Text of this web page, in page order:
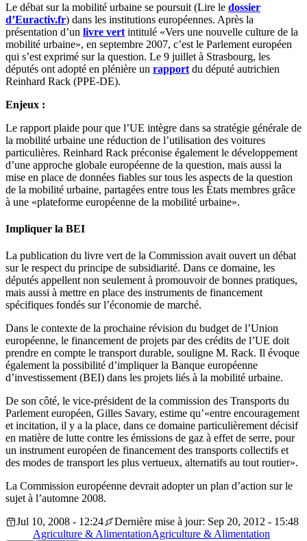
Le débat sur la mobilité urbaine se poursuit (Lire le dossier
d’Euractiv.fr) dans les institutions européennes. Après la
présentation d’un livre vert intitulé «Vers une nouvelle culture de la
mobilité urbaine», en septembre 2007, c’est le Parlement européen
qui s’est exprimé sur la question. Le 9 juillet à Strasbourg, les
députés ont adopté en plénière un rapport du député autrichien
Reinhard Rack (PPE-DE).
Enjeux :
Le rapport plaide pour que l’UE intègre dans sa stratégie générale de
la mobilité urbaine une réduction de l’utilisation des voitures
particulières. Reinhard Rack préconise également le développement
d’une approche globale européenne de la question, mais aussi la
mise en place de données fiables sur tous les aspects de la question
de la mobilité urbaine, partagées entre tous les États membres grâce
à une «plateforme européenne de la mobilité urbaine».
Impliquer la BEI
La publication du livre vert de la Commission avait ouvert un débat
sur le respect du principe de subsidiarité. Dans ce domaine, les
députés appellent non seulement à promouvoir de bonnes pratiques,
mais aussi à mettre en place des instruments de financement
spécifiques fondés sur l’économie de marché.
Dans le contexte de la prochaine révision du budget de l’Union
européenne, le financement de projets par des crédits de l’UE doit
prendre en compte le transport durable, souligne M. Rack. Il évoque
également la possibilité d’impliquer la Banque européenne
d’investissement (BEI) dans les projets liés à la mobilité urbaine.
De son côté, le vice-président de la commission des Transports du
Parlement européen, Gilles Savary, estime qu’«entre encouragement
et incitation, il y a la place, dans ce domaine particulièrement décisif
en matière de lutte contre les émissions de gaz à effet de serre, pour
un instrument européen de financement des transports collectifs et
des modes de transport les plus vertueux, alternatifs au tout routier».
La Commission européenne devrait adopter un plan d’action sur le
sujet à l’automne 2008.
Jul 10, 2008 - 12:24
Dernière mise à jour: Sep 20, 2012 - 15:48
Agriculture & AlimentationAgriculture & Alimentation